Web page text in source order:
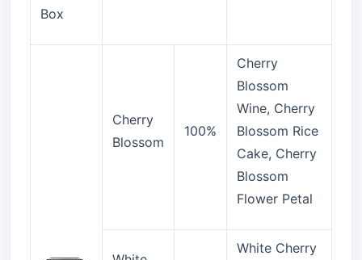
Box
Cherry
Blossom
100%
Cherry
Blossom
Wine, Cherry
Blossom Rice
Cake, Cherry
Blossom
Flower Petal
White Cherry